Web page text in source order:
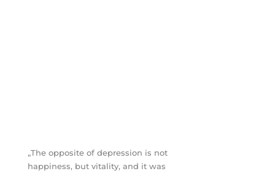
„The opposite of depression is not
happiness, but vitality, and it was